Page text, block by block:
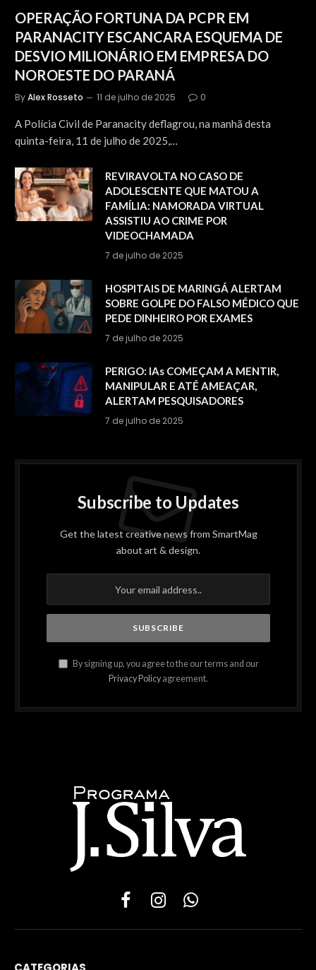
OPERAÇÃO FORTUNA DA PCPR EM
PARANACITY ESCANCARA ESQUEMA DE
DESVIO MILIONÁRIO EM EMPRESA DO
NOROESTE DO PARANÁ
ByAlex Rosseto 11 de julho de 2025 0
A Polícia Civil de Paranacity deflagrou, na manhã desta
quinta-feira, 11 de julho de 2025,…
REVIRAVOLTA NO CASO DE
ADOLESCENTE QUE MATOU A
FAMÍLIA: NAMORADA VIRTUAL
ASSISTIU AO CRIME POR
VIDEOCHAMADA
7 de julho de 2025
HOSPITAIS DE MARINGÁ ALERTAM
SOBRE GOLPE DO FALSO MÉDICO QUE
PEDE DINHEIRO POR EXAMES
7 de julho de 2025
PERIGO: IAs COMEÇAM A MENTIR,
MANIPULAR E ATÉ AMEAÇAR,
ALERTAM PESQUISADORES
7 de julho de 2025
Subscribe to Updates
Get the latest creative news from SmartMag
about art & design.
By signing up, you agree to the our terms and our
Privacy Policy agreement.
FacebookInstagramWhatsApp